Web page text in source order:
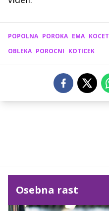
POPOLNA POROKA EMA KOCET
OBLEKA POROCNI KOTICEK
Osebna rast